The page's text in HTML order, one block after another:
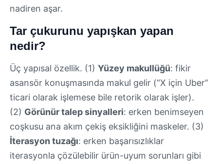
nadiren aşar.
Tar çukurunu yapışkan yapan
nedir?
Üç yapısal özellik. (1) Yüzey makullüğü: fikir
asansör konuşmasında makul gelir (“X için Uber”
ticari olarak işlemese bile retorik olarak işler).
(2) Görünür talep sinyalleri: erken benimseyen
coşkusu ana akım çekiş eksikliğini maskeler. (3)
İterasyon tuzağı: erken başarısızlıklar
iterasyonla çözülebilir ürün-uyum sorunları gibi